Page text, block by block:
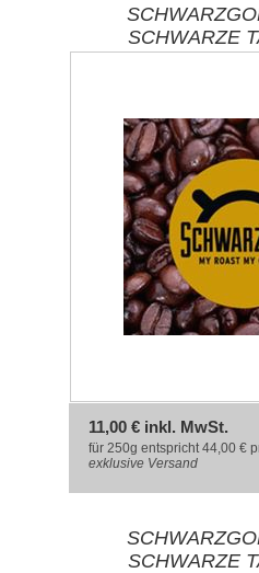
SCHWARZE
11,00 € inkl. MwSt.
für 250g entspricht 44,00 €
exklusive Versand
SCHWARZE